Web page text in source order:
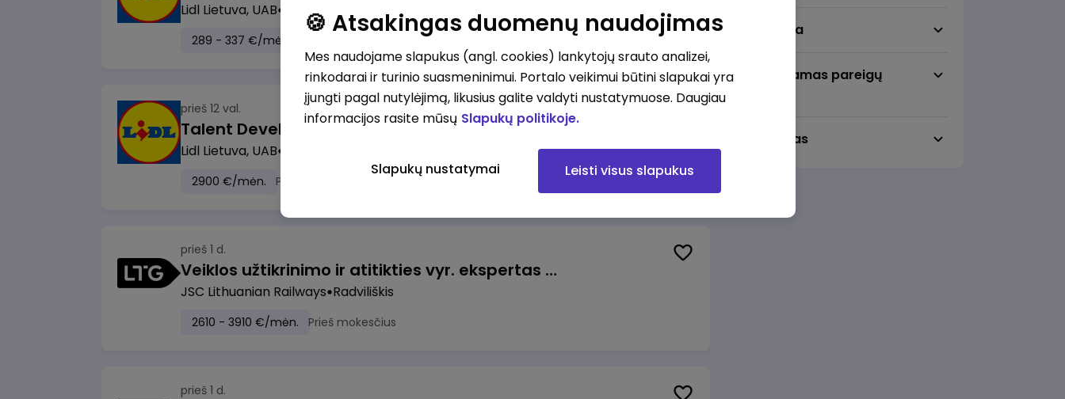
Lidl Lietuva, UAB Marijampolė
289 - 337 €/mėn.
prieš 12 val.
Talent Development Project Manager (fixed term - 1.5 years)
Lidl Lietuva, UAB
2900 €/mėn. Prieš mokesčius
prieš 1 d.
Veiklos užtikrinimo ir atitikties vyr. ekspertas (-ė) (Radviliškis) (Radviliškis, LT)
JSC Lithuanian Railways Radviliškis
2610 - 3910 €/mėn. Prieš mokesčius
prieš 1 d.
Darbo vieta
Pageidaujamas pareigų
Darbo laikas
🍪 Atsakingas duomenų naudojimas
Mes naudojame slapukus (angl. cookies) lankytojų srauto analizei,
rinkodarai ir turinio suasmeninimui. Portalo veikimui būtini slapukai yra
įjungti pagal nutylėjimą, likusius galite valdyti nustatymuose. Daugiau
informacijos rasite mūsų Slapukų politikoje.
Slapukų nustatymai Leisti visus slapukus